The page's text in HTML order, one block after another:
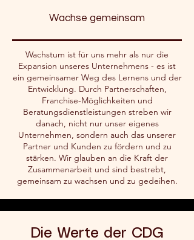
Wachse gemeinsam
Wachstum ist für uns mehr als nur die
Expansion unseres Unternehmens - es ist
ein gemeinsamer Weg des Lernens und der
Entwicklung. Durch Partnerschaften,
Franchise-Möglichkeiten und
Beratungsdienstleistungen streben wir
danach, nicht nur unser eigenes
Unternehmen, sondern auch das unserer
Partner und Kunden zu fördern und zu
stärken. Wir glauben an die Kraft der
Zusammenarbeit und sind bestrebt,
gemeinsam zu wachsen und zu gedeihen.
Die Werte der CDG